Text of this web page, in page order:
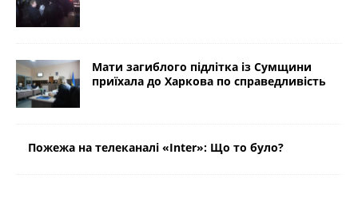
Мати загиблого підлітка із Сумщини
приїхала до Харкова по справедливість
Пожежа на телеканалі «Inter»: Що то було?